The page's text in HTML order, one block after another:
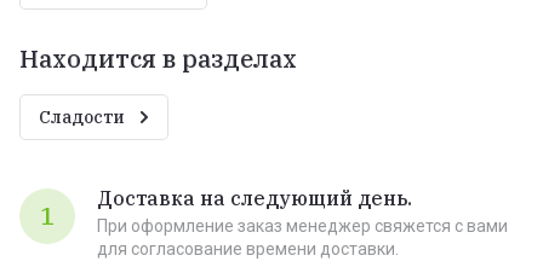
Находится в разделах
Сладости
1
Доставка на следующий день.
При оформление заказ менеджер свяжется с вами
для согласование времени доставки.